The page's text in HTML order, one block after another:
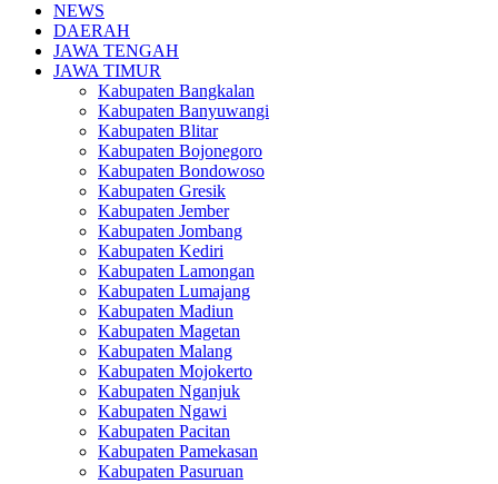
NEWS
DAERAH
JAWA TENGAH
JAWA TIMUR
Kabupaten Bangkalan
Kabupaten Banyuwangi
Kabupaten Blitar
Kabupaten Bojonegoro
Kabupaten Bondowoso
Kabupaten Gresik
Kabupaten Jember
Kabupaten Jombang
Kabupaten Kediri
Kabupaten Lamongan
Kabupaten Lumajang
Kabupaten Madiun
Kabupaten Magetan
Kabupaten Malang
Kabupaten Mojokerto
Kabupaten Nganjuk
Kabupaten Ngawi
Kabupaten Pacitan
Kabupaten Pamekasan
Kabupaten Pasuruan